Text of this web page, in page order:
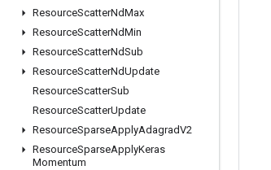
ResourceScatterNdMax
ResourceScatterNdMin
ResourceScatterNdSub
ResourceScatterNdUpdate
ResourceScatterSub
ResourceScatterUpdate
ResourceSparseApplyAdagradV2
ResourceSparseApplyKeras
Momentum